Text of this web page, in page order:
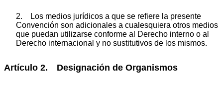
2. Los medios jurídicos a que se refiere la presente
Convención son adicionales a cualesquiera otros medios
que puedan utilizarse conforme al Derecho interno o al
Derecho internacional y no sustitutivos de los mismos.
Artículo 2. Designación de Organismos